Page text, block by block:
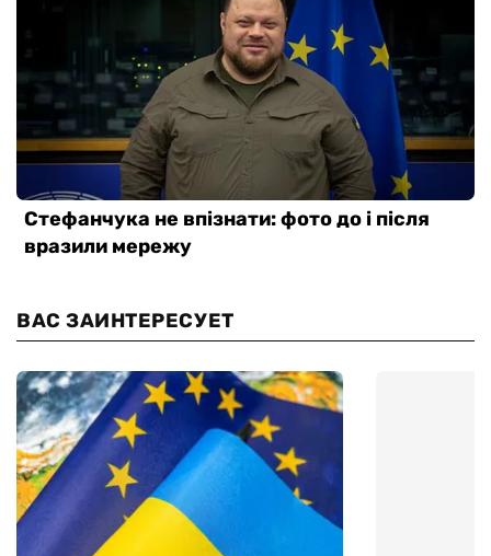
ВАС ЗАИНТЕРЕСУЕТ